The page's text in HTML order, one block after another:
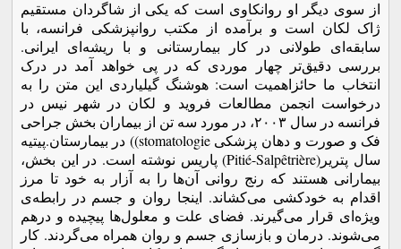
از سوی دیگر او روانکاوی است که یکی از شاگردان مستقیم
ژاک لکان است و برآمده از مکتب روانپزشکی فرانسه، با
سابقه‌ای طولانی در کار بیمارستانی و با ریشه‌ای ایرانی.
بررسی دقیق‌تر چهار موردی که در پی خواهد آمد در درک
انتخاب ما حائزاهمیت است: هوشنگ گیلیاردی این متن را به
درخواست انجمن مطالعات فروید و لکان در شهر نیس در
فرانسه در سال ۲۰۰۳، در مورد سه تن از بیماران بخش جراحی
فک و صورت و دهان پزشکی stomatologie)) در بیمارستان.پیتیه
سال پتریر(Pitié-Salpêtrière) پاریس نوشته است. در این بخش،
بیمارانی هستند که رنج روانی آن‌ها را به آزار به خود تا مرز
اقدام به خودکشی می‌کشاند. اینجا روان و جسم در رابطه‌ی
ویژه‌ای قرار می‌گیرند. فضای علت و معلول‌ها پیچیده و درهم
می‌شوند. درمان و بازسازی جسم و روان همراه می‌گردند. کار